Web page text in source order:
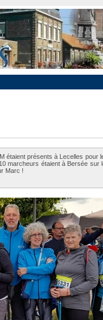
étaient présents à Lecelles pour
marcheurs étaient à Bersée sur
Marc !